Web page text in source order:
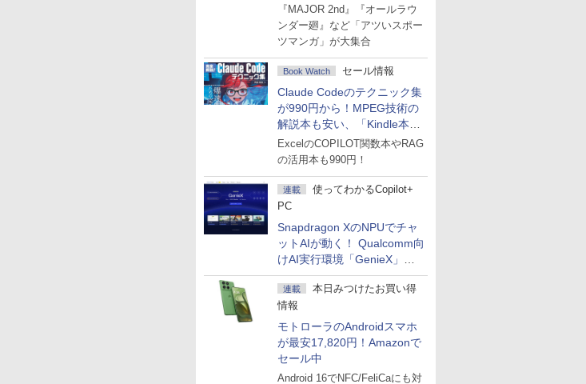
『MAJOR 2nd』『オールラウ
ンダー廻』など「アツいスポー
ツマンガ」が大集合
Book Watch セール情報
Claude Codeのテクニック集
が990円から！MPEG技術の
解説本も安い、「Kindle本サ
マーセール」第2弾開始！
ExcelのCOPILOT関数本やRAG
の活用本も990円！
連載
使ってわかるCopilot+
PC
Snapdragon XのNPUでチャ
ットAIが動く！ Qualcomm向
けAI実行環境「GenieX」を
試してみた
連載
本日みつけたお買い得
情報
モトローラのAndroidスマホ
が最安17,820円！Amazonで
セール中
Android 16でNFC/FeliCaにも対